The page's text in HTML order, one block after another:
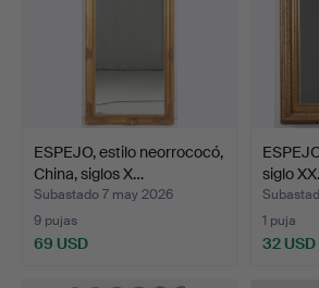
ESPEJO, estilo neorrococó,
China, siglos X…
Subastado 7 may 2026
9 pujas
69 USD
siglo XX.
1 puja
32 USD